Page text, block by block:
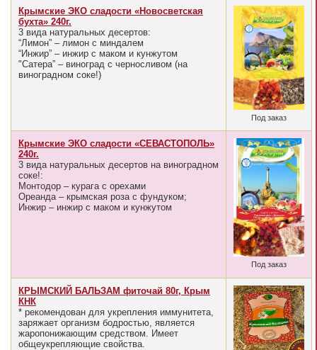
Крымские ЭКО сладости «Новосветская
бухта» 240г.
3 вида натуральных десертов:
“Лимон” – лимон с миндалем
“Инжир” – инжир с маком и кунжутом
"Сатера” – виноград с черносливом (на
виноградном соке!)
Под заказ
Крымские ЭКО сладости «СЕВАСТОПОЛЬ»
240г.
3 вида натуральных десертов на виноградном
соке!:
Монтодор – курага с орехами
Ореанда – крымская роза с фундуком;
Инжир – инжир с маком и кунжутом
Под заказ
КРЫМСКИЙ БАЛЬЗАМ фиточай 80г, Крым
КНК
* рекомендован для укрепления иммунитета,
заряжает организм бодростью, является
жаропонижающим средством. Имеет
общеукрепляющие свойства.